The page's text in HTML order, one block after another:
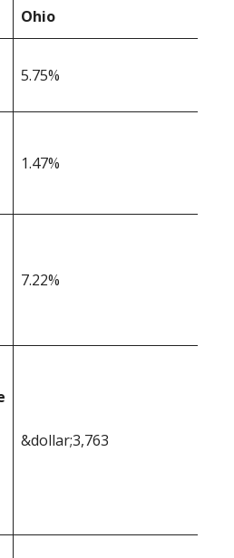
Ohio
5.75%
1.47%
7.22%
&dollar;3,763